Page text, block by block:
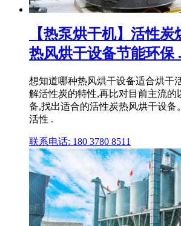
【热泵烘干机】活性
热风烘干设备节能环保
想知道哪种热风烘干设备适合烘干
解活性炭的特性,再比对目前主流的
备,找出适合的活性炭热风烘干设备
活性 .
联系电话: 180 3780 8511